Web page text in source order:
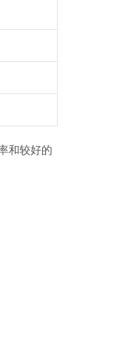
和较好的